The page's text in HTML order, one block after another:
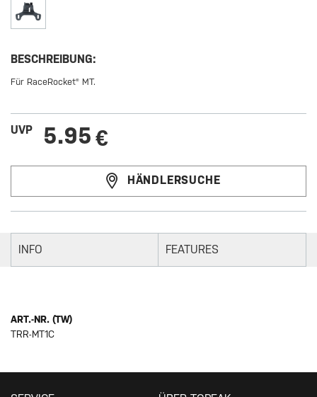
BESCHREIBUNG:
Für RaceRocket® MT.
UVP 5.95 €
HÄNDLERSUCHE
INFO FEATURES
ART.-NR. (TW)
TRR-MT1C